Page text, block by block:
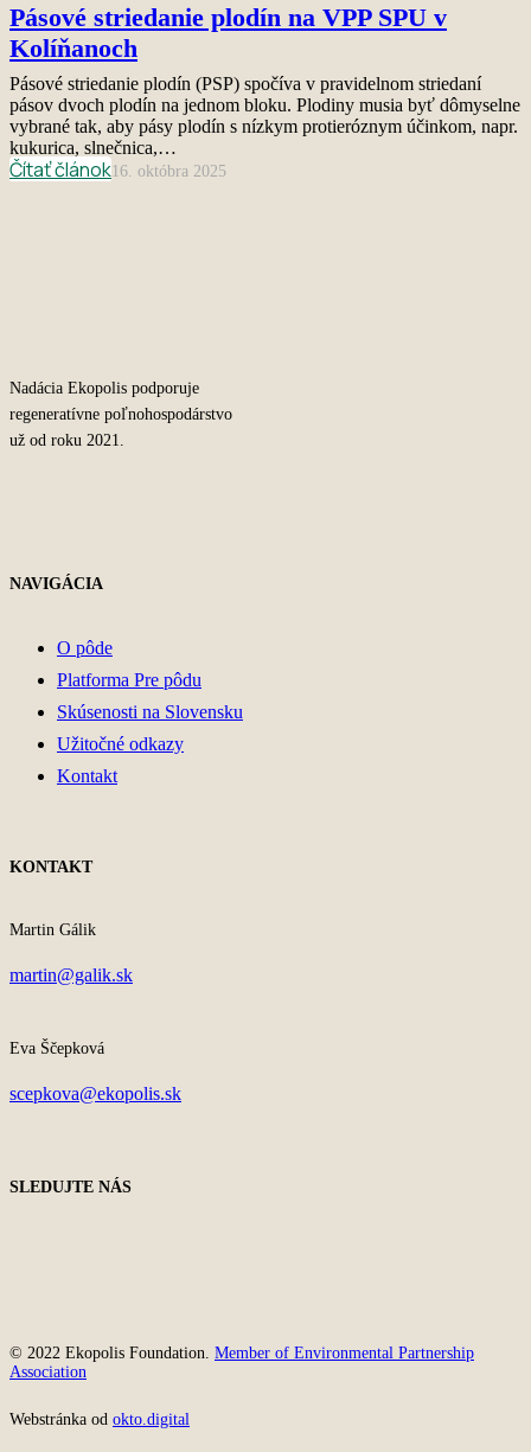
Pásové striedanie plodín na VPP SPU v
Kolíňanoch
Pásové striedanie plodín (PSP) spočíva v pravidelnom striedaní
pásov dvoch plodín na jednom bloku. Plodiny musia byť dômyselne
vybrané tak, aby pásy plodín s nízkym protieróznym účinkom, napr.
kukurica, slnečnica,…
Čítať článok16. októbra 2025
Nadácia Ekopolis podporuje
regeneratívne poľnohospodárstvo
už od roku 2021.
NAVIGÁCIA
O pôde
Platforma Pre pôdu
Skúsenosti na Slovensku
Užitočné odkazy
Kontakt
KONTAKT
Martin Gálik
martin@galik.sk
Eva Ščepková
scepkova@ekopolis.sk
SLEDUJTE NÁS
© 2022 Ekopolis Foundation. Member of Environmental Partnership
Association
Webstránka od okto.digital